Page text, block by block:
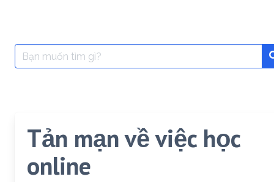
Search
for:
Tản mạn về việc học
online